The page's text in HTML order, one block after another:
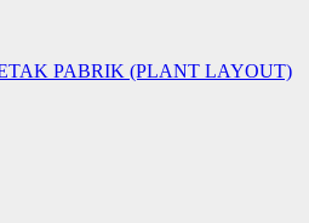
PABRIK (PLANT LAYOUT)